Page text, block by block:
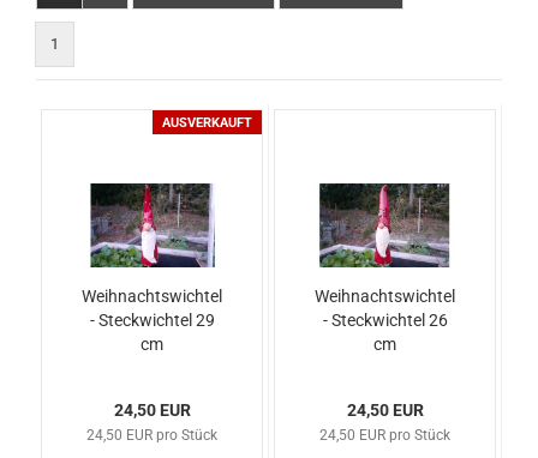
1
AUSVERKAUFT
Weihnachtswichtel
- Steckwichtel 29
cm
24,50 EUR
24,50 EUR pro Stück
Weihnachtswichtel
- Steckwichtel 26
cm
24,50 EUR
24,50 EUR pro Stück